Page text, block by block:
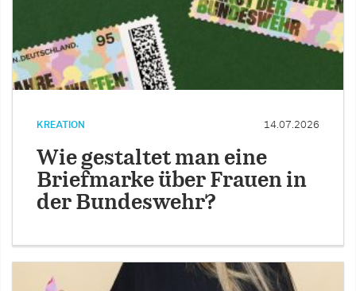
KREATION 14.07.2026
Wie gestaltet man eine
Briefmarke über Frauen in
der Bundeswehr?